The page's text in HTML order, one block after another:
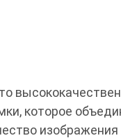
которое
изображения